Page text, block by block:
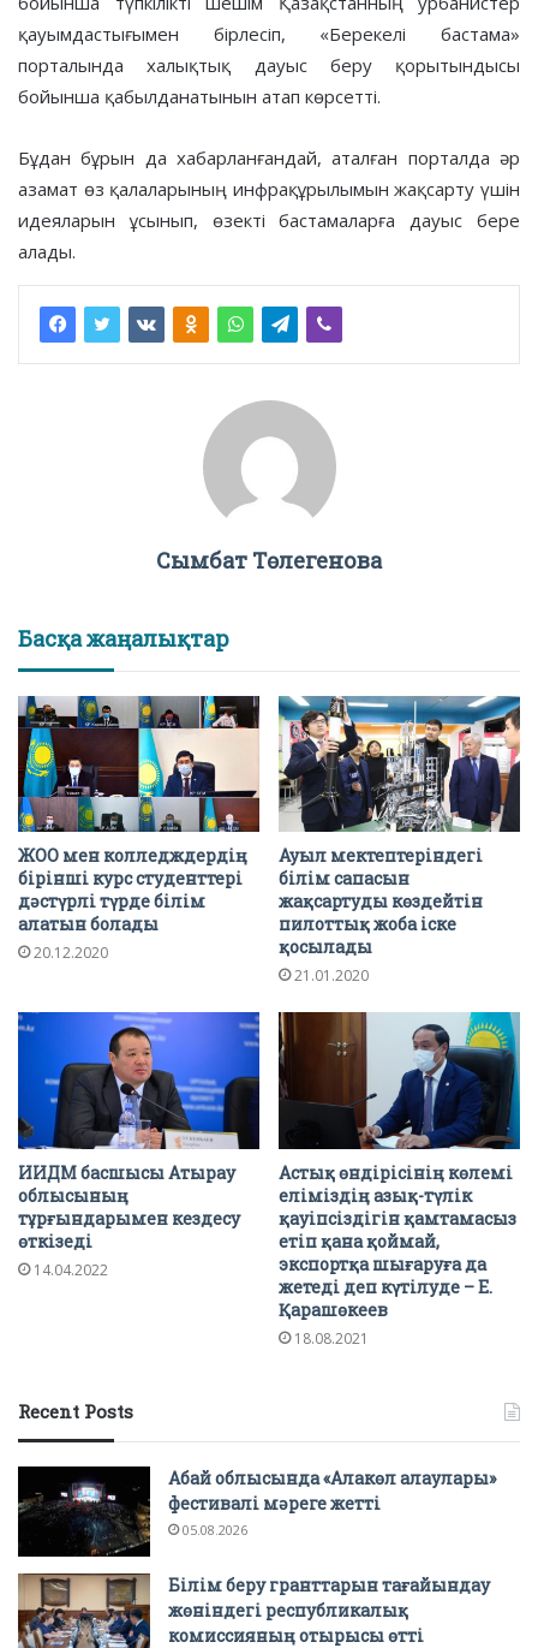
қауымдастығымен бірлесіп, «Берекелі бастама»
порталында халықтық дауыс беру қорытындысы
бойынша қабылданатынын атап көрсетті.
Бұдан бұрын да хабарланғандай, аталған порталда әр
азамат өз қалаларының инфрақұрылымын жақсарту үшін
идеяларын ұсынып, өзекті бастамаларға дауыс бере
алады.
Сымбат Төлегенова
Басқа жаңалықтар
ЖОО мен колледждердің
бірінші курс студенттері
дәстүрлі түрде білім
алатын болады
20.12.2020
Ауыл мектептеріндегі
білім сапасын
жақсартуды көздейтін
пилоттық жоба іске
қосылады
21.01.2020
ИИДМ басшысы Атырау
облысының
тұрғындарымен кездесу
өткізеді
14.04.2022
Астық өндірісінің көлемі
еліміздің азық-түлік
қауіпсіздігін қамтамасыз
етіп қана қоймай,
экспортқа шығаруға да
жетеді деп күтілуде – Е.
Қарашөкеев
18.08.2021
Recent Posts
Абай облысында «Алакөл алаулары»
фестивалі мәреге жетті
05.08.2026
Білім беру гранттарын тағайындау
жөніндегі республикалық
комиссияның отырысы өтті